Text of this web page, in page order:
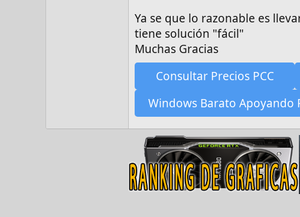
Ya se que lo razonable es
tiene solución "fácil"
Muchas Gracias
Consultar Precios PCC
Windows Barato Apoyando